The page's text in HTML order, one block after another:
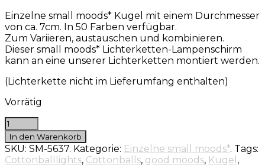
Einzelne small moods* Kugel mit einem Durchmesser
von ca. 7cm. In 50 Farben verfügbar.
Zum Variieren, austauschen und kombinieren.
Dieser small moods* Lichterketten-Lampenschirm
kann an eine unserer Lichterketten montiert werden.
(Lichterkette nicht im Lieferumfang enthalten)
Vorrätig
In den Warenkorb
SKU: SM-5637. Kategorie: Einzelne small moods*. Tags:
Cottonballlights, Cottonballs, good moods, Kugel ,